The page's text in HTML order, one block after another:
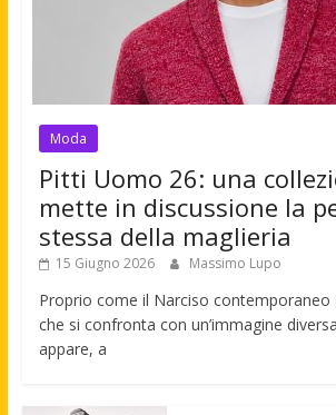
Moda
Pitti Uomo 26: una
mette in discussione la
stessa della maglieria
15 Giugno 2026 Massimo Lupo
Proprio come il Narciso contemporaneo
che si confronta con un’immagine
appare, a